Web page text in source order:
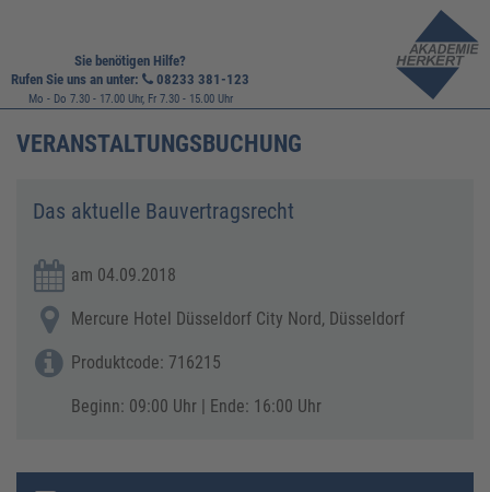
Sie benötigen Hilfe?
Rufen Sie uns an unter:
08233 381-123
Mo - Do 7.30 - 17.00 Uhr, Fr 7.30 - 15.00 Uhr
VERANSTALTUNGSBUCHUNG
Das aktuelle Bauvertragsrecht
am 04.09.2018
Mercure Hotel Düsseldorf City Nord, Düsseldorf
Produktcode: 716215
Beginn: 09:00 Uhr | Ende: 16:00 Uhr